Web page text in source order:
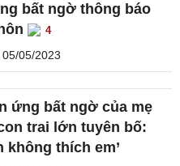
bất ngờ thông báo
4
05/05/2023
ứng bất ngờ của mẹ
trai lớn tuyên bố:
không thích em’